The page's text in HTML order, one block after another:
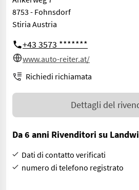
8753 - Fohnsdorf
Stiria Austria
+43 3573 *******
www.auto-reiter.at/
Richiedi richiamata
Dettagli del
Da 6 anni Rivenditori su
Dati di contatto verificati
numero di telefono registrato